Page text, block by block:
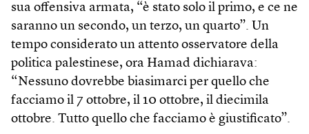
sua offensiva armata, “è stato solo il primo, e ce ne
saranno un secondo, un terzo, un quarto”. Un
tempo considerato un attento osservatore della
politica palestinese, ora Hamad dichiarava:
“Nessuno dovrebbe biasimarci per quello che
facciamo il 7 ottobre, il 10 ottobre, il diecimila
ottobre. Tutto quello che facciamo è giustificato”.